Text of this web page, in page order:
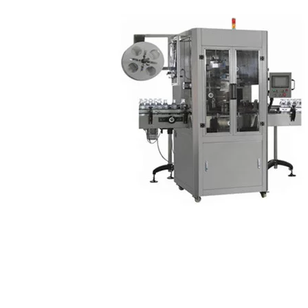
τύπο δοχείου. Είτε εργάζεστε με μπουκάλια, τσάντες ή
οποιοδήποτε αριθμό διαφορετικών σχημάτων δοχείων, εμείς στο
VKPAK μπορούμε να συνεργαστούμε μαζί σας για να φτιάξουμε
μια μηχανή ετικετών ευαίσθητη στην πίεση που μπορεί να χειριστεί
Ειδική ετικέτα ευαίσθητης πίεσης
Όπως αναφέραμε, καθένας από τους μηχανισμούς σήμανσης που
είναι ευαίσθητοι στην πίεση της VKPAK είναι ειδικά σχεδιασμένος
για να λειτουργεί με τον τύπο και το σχήμα του δοχείου που
χρησιμοποιούν τα προϊόντα της επιχείρησής σας. Πιστεύουμε ότι
μετράμε δύο φορές και κόβουμε μία φορά, και κατά τη διάρκεια
της αξιολόγησης των αναγκών σας, θα λάβουμε όλες τις
πληροφορίες που χρειαζόμαστε για να φτιάξουμε ένα μηχάνημα